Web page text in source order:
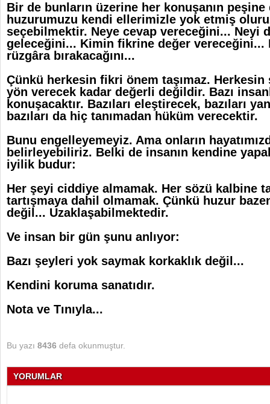
Bir de bunların üzerine her konuşanın
huzurumuzu kendi ellerimizle yok etmiş
seçebilmektir. Neye cevap vereceğini... Neyi
geleceğini... Kimin fikrine değer vereceğini...
rüzgâra bırakacağını...
Çünkü herkesin fikri önem taşımaz. Herkesin
yön verecek kadar değerli değildir. Bazı
konuşacaktır. Bazıları eleştirecek, bazıları
bazıları da hiç tanımadan hüküm verecektir.
Bunu engelleyemeyiz. Ama onların
belirleyebiliriz. Belki de insanın kendine
iyilik budur:
Her şeyi ciddiye almamak. Her sözü kalbine
tartışmaya dahil olmamak. Çünkü huzur
değil... Uzaklaşabilmektedir.
Ve insan bir gün şunu anlıyor:
Bazı şeyleri yok saymak korkaklık değil...
Kendini koruma sanatıdır.
Nota ve Tınıyla...
Bu yazı 8436 defa okunmuştur.
YORUMLAR